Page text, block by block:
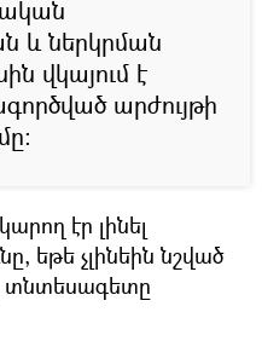
և ներկրման
վկայում է
արժույթի
էր լինել
եթե չլինեին նշված
տնտեսագետը